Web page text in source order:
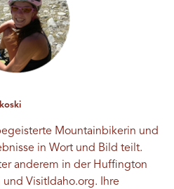
Mountainbikerin und
in Wort und Bild teilt.
anderem in der Huffington
und VisitIdaho.org. Ihre